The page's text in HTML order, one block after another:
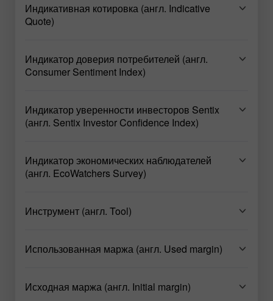
Индикативная котировка (англ. Indicative
Quote)
Индикатор доверия потребителей (англ.
Consumer Sentiment Index)
Индикатор уверенности инвесторов Sentix
(англ. Sentix Investor Confidence Index)
Индикатор экономических наблюдателей
(англ. EcoWatchers Survey)
Инструмент (англ. Tool)
Использованная маржа (англ. Used margin)
Исходная маржа (англ. Initial margin)